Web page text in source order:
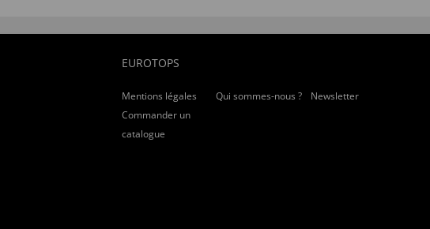
EUROTOPS
Mentions légales Qui sommes-nous ?
Newsletter
Commander un
catalogue